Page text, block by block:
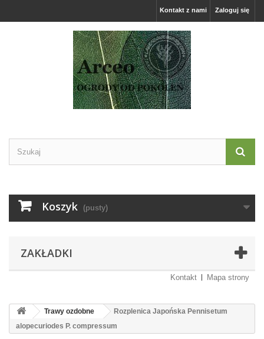
Zaloguj się
Kontakt z nami
Koszyk (pusty)
ZAKŁADKI
Kontakt Mapa strony
Trawy ozdobne
Rozplenica Japońska Pennisetum
alopecuriodes P. compressum